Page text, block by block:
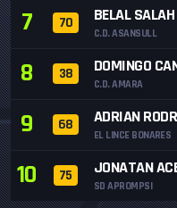
7 70 BELAL
C.D. ASANSULL
8 38 DOMINGO
C.D. AMARA
9 68 ADRIAN
EL LINCE BONARES
10 75 JONATAN
SD APROMPSI